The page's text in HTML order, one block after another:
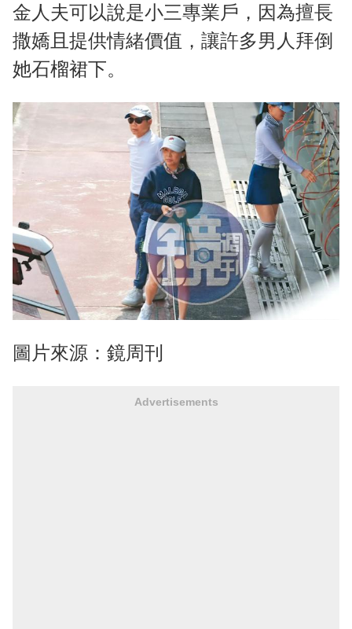
金人夫可以說是小三專業戶，因為擅長
撒嬌且提供情緒價值，讓許多男人拜倒
她石榴裙下。
圖片來源：鏡周刊
Advertisements